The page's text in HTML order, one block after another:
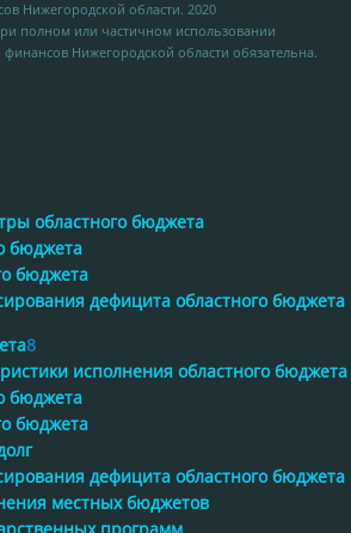
Нижегородской области. 2020
полном или частичном использовании
финансов Нижегородской области обязательна.
областного бюджета
бюджета
бюджета
дефицита областного бюджета
8
исполнения областного бюджета
бюджета
бюджета
дефицита областного бюджета
местных бюджетов